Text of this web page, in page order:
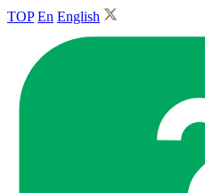
TOP En English